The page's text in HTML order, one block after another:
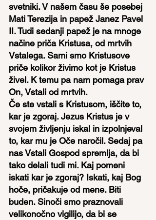
svetniki. V našem času še posebej
Mati Terezija in papež Janez Pavel
II. Tudi sedanji papež je na mnoge
načine priča Kristusa, od mrtvih
Vstalega. Sami smo Kristusove
priče kolikor živimo kot je Kristus
živel. K temu pa nam pomaga prav
On, Vstali od mrtvih.
Če ste vstali s Kristusom, iščite to,
kar je zgoraj. Jezus Kristus je v
svojem življenju iskal in izpolnjeval
to, kar mu je Oče naročil. Sedaj pa
nas Vstali Gospod spremlja, da bi
tako delali tudi mi. Kaj pomeni
iskati kar je zgoraj? Iskati, kaj Bog
hoče, pričakuje od mene. Biti
buden. Sinoči smo praznovali
velikonočno vigilijo, da bi se